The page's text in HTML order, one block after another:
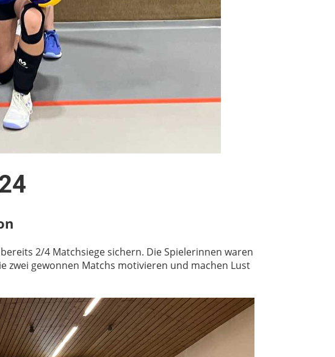
2/4 Matchsiege sichern. Die Spielerinnen waren
zwei gewonnen Matchs motivieren und machen Lust